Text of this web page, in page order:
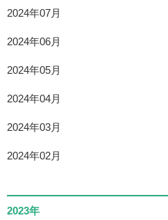
2024年07月
2024年06月
2024年05月
2024年04月
2024年03月
2024年02月
2023年